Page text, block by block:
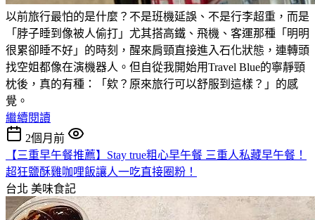
以前旅行最怕的是什麼？不是班機延誤、不是行李超重，而是
「脖子睡到像被人偷打」尤其搭高鐵、飛機、客運那種「明明
很累卻睡不好」的時刻，醒來肩頸直接進入石化狀態，連轉頭
找空姐都像在演機器人。但自從我開始用Travel Blue的寧靜頸
枕後，真的有種：「欸？原來旅行可以舒服到這樣？」的感
覺。
繼續閱讀
2個月前
【三重早午餐推薦】Stay true粗心早午餐 三重人私藏早午餐！
超狂鹽酥雞咖哩飯讓人一吃直接圈粉！
台北 美味食記